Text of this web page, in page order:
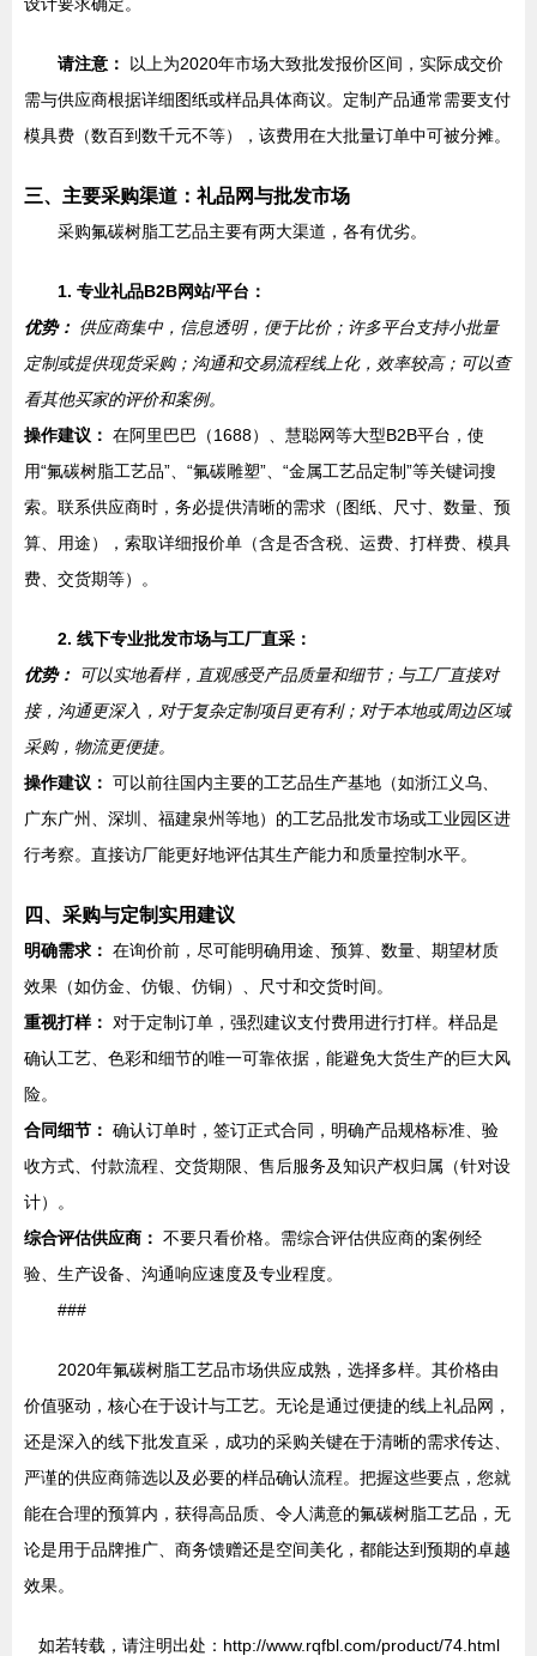
请注意：
以上为2020年市场大致批发报价区间，实际成交价
需与供应商根据详细图纸或样品具体商议。定制产品通常需要支付
模具费（数百到数千元不等），该费用在大批量订单中可被分摊。
三、主要采购渠道：礼品网与批发市场
采购氟碳树脂工艺品主要有两大渠道，各有优劣。
1. 专业礼品B2B网站/平台：
优势： 供应商集中，信息透明，便于比价；许多平台支持小批量
定制或提供现货采购；沟通和交易流程线上化，效率较高；可以查
看其他买家的评价和案例。
操作建议： 在阿里巴巴（1688）、慧聪网等大型B2B平台，使
用“氟碳树脂工艺品”、“氟碳雕塑”、“金属工艺品定制”等关键词搜
索。联系供应商时，务必提供清晰的需求（图纸、尺寸、数量、预
算、用途），索取详细报价单（含是否含税、运费、打样费、模具
费、交货期等）。
2. 线下专业批发市场与工厂直采：
优势：
可以实地看样，直观感受产品质量和细节；与工厂直接对
接，沟通更深入，对于复杂定制项目更有利；对于本地或周边区域
采购，物流更便捷。
操作建议： 可以前往国内主要的工艺品生产基地（如浙江义乌、
广东广州、深圳、福建泉州等地）的工艺品批发市场或工业园区进
行考察。直接访厂能更好地评估其生产能力和质量控制水平。
四、采购与定制实用建议
明确需求： 在询价前，尽可能明确用途、预算、数量、期望材质
效果（如仿金、仿银、仿铜）、尺寸和交货时间。
重视打样：
对于定制订单，强烈建议支付费用进行打样。样品是
确认工艺、色彩和细节的唯一可靠依据，能避免大货生产的巨大风
险。
合同细节： 确认订单时，签订正式合同，明确产品规格标准、验
收方式、付款流程、交货期限、售后服务及知识产权归属（针对设
计）。
综合评估供应商： 不要只看价格。需综合评估供应商的案例经
验、生产设备、沟通响应速度及专业程度。
###
2020年氟碳树脂工艺品市场供应成熟，选择多样。其价格由
价值驱动，核心在于设计与工艺。无论是通过便捷的线上礼品网，
还是深入的线下批发直采，成功的采购关键在于清晰的需求传达、
严谨的供应商筛选以及必要的样品确认流程。把握这些要点，您就
能在合理的预算内，获得高品质、令人满意的氟碳树脂工艺品，无
论是用于品牌推广、商务馈赠还是空间美化，都能达到预期的卓越
效果。
如若转载，请注明出处：http://www.rqfbl.com/product/74.html